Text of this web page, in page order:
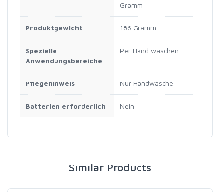
Gramm
Produktgewicht ‎186 Gramm
Spezielle
Anwendungsbereiche
‎Per Hand waschen
Pflegehinweis ‎Nur Handwäsche
Batterien erforderlich ‎Nein
Similar Products